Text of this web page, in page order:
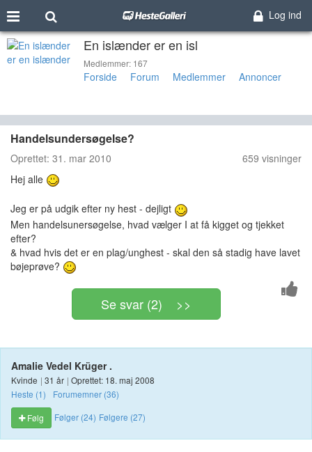
Log ind
En islænder er en isl
ænder
Medlemmer: 167
Forside Forum Medlemmer Annoncer
Handelsundersøgelse?
Oprettet: 31. mar 2010
659 visninger
Hej alle
Jeg er på udgik efter ny hest - dejligt
Men handelsunersøgelse, hvad vælger I at få kigget og tjekket
efter?
& hvad hvis det er en plag/unghest - skal den så stadig have lavet
bøjeprøve?
Se svar (2) >>
Amalie Vedel Krüger .
Kvinde | 31 år | Oprettet: 18. maj 2008
Heste (1)
Forumemner (36)
Følg
Følger (24) Følgere (27)